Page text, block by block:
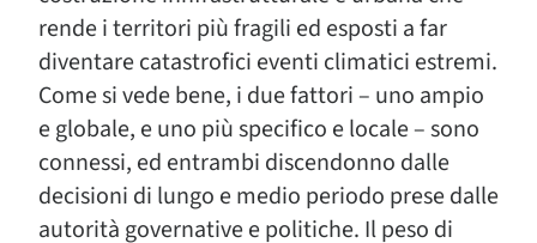
rende i territori più fragili ed esposti a far
diventare catastrofici eventi climatici estremi.
Come si vede bene, i due fattori – uno ampio
e globale, e uno più specifico e locale – sono
connessi, ed entrambi discendonno dalle
decisioni di lungo e medio periodo prese dalle
autorità governative e politiche. Il peso di